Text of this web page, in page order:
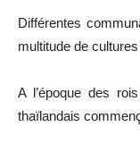
Différentes
multitude de
A l’époque des
thaïlandais